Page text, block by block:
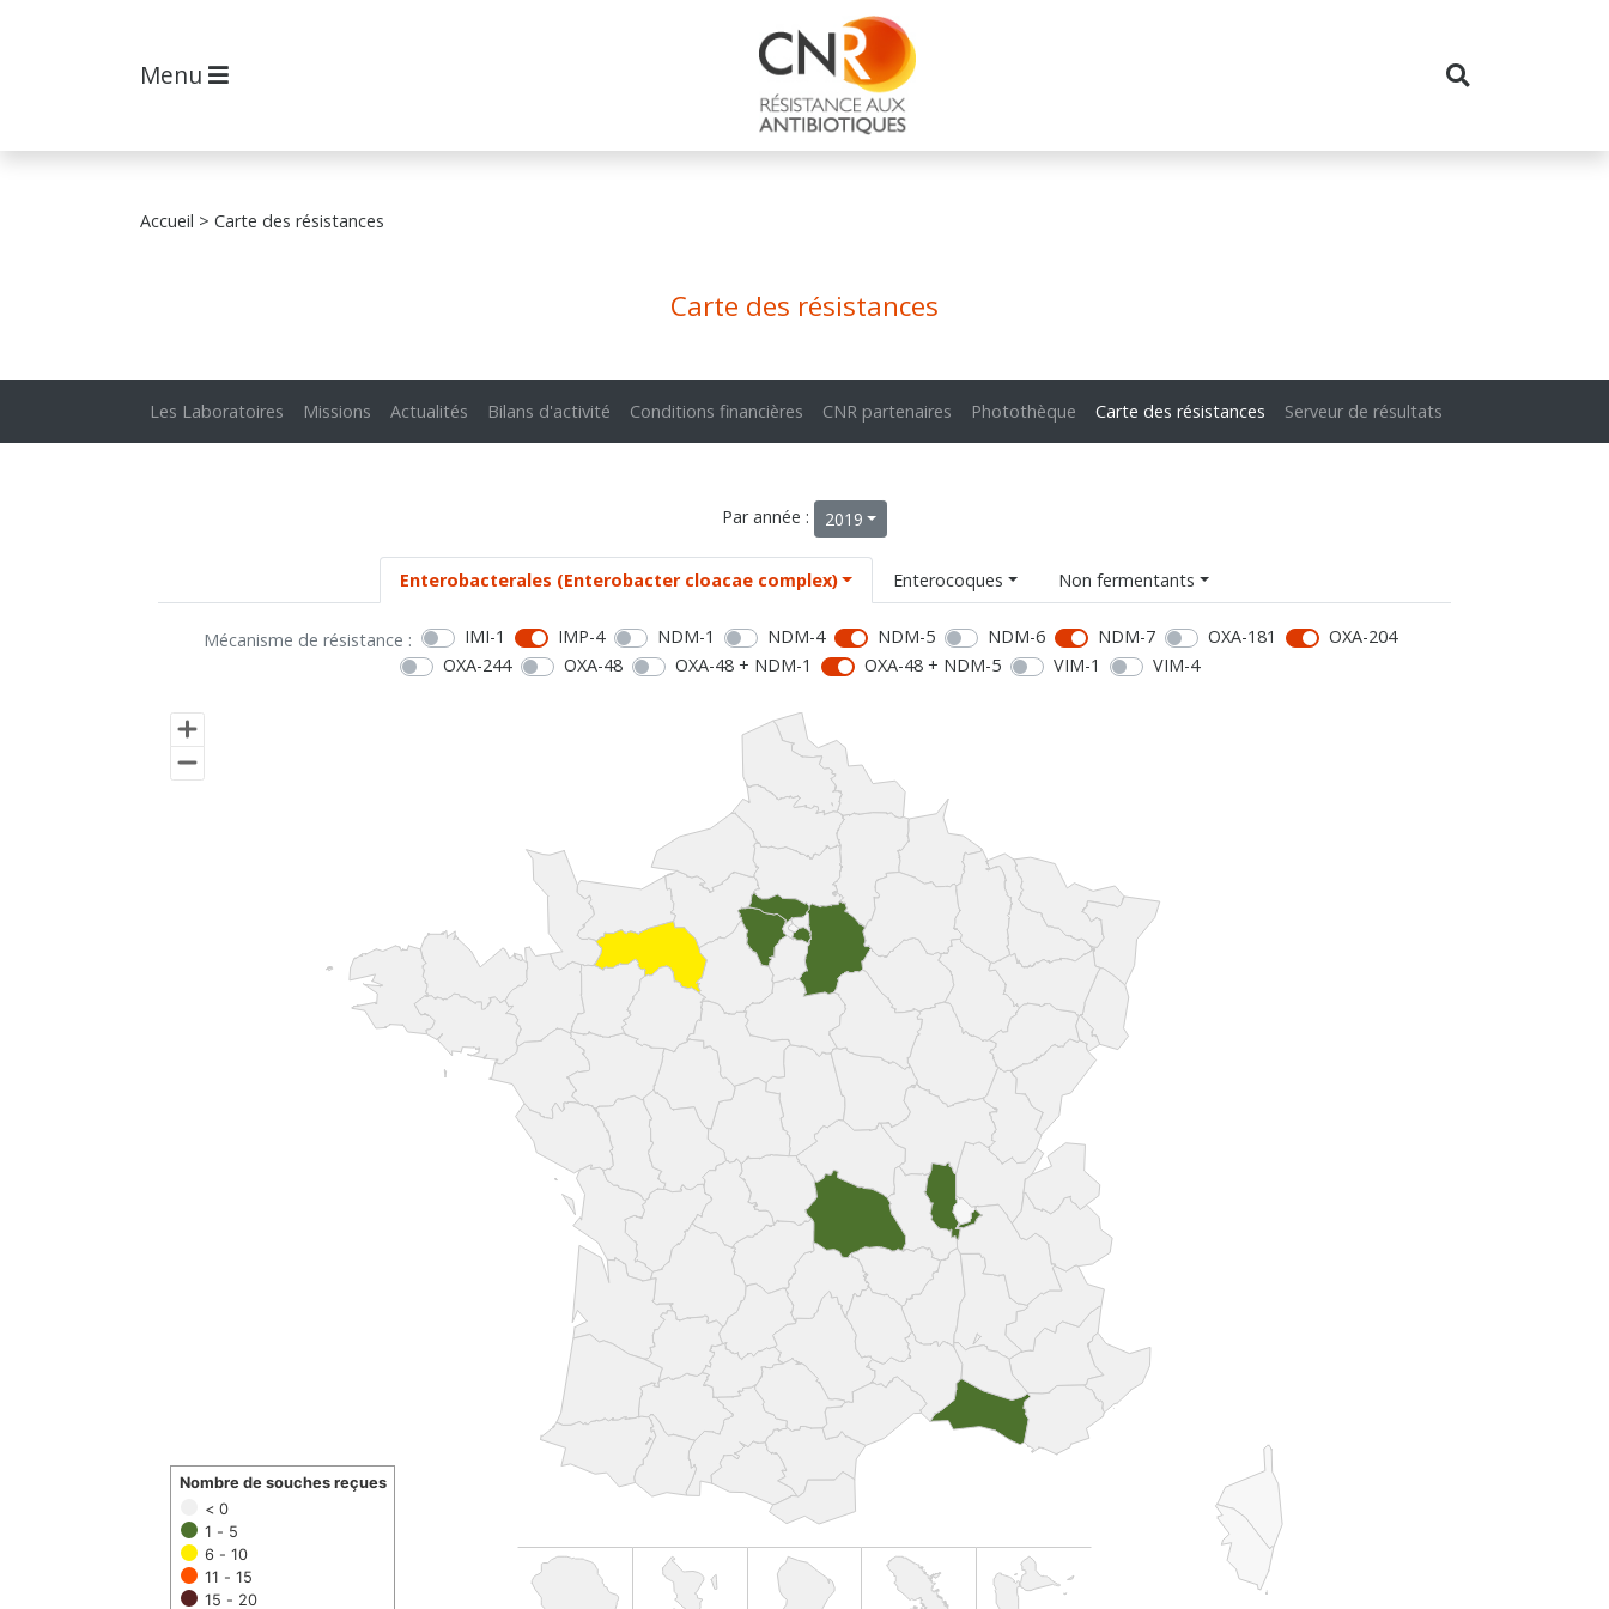
Menu
Accueil > Carte des résistances
Carte des résistances
Les Laboratoires Missions Actualités Bilans d'activité Conditions financières CNR partenaires Photothèque Carte des résistances Serveur de résultats
Par année : 2019
Enterobacterales (Enterobacter cloacae complex) Enterocoques Non fermentants
Mécanisme de résistance : IMI-1 IMP-4 NDM-1 NDM-4 NDM-5 NDM-6 NDM-7 OXA-181
OXA-204
OXA-244
OXA-48 OXA-48 + NDM-1 OXA-48 + NDM-5 VIM-1 VIM-4
< 0
1 - 5
6 - 10
11 - 15
15 - 20
Nombre de souches reçues